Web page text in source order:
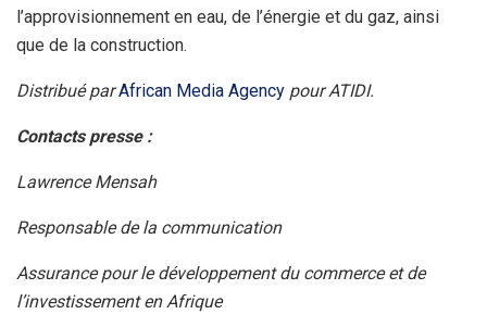
l’approvisionnement en eau, de l’énergie et du gaz, ainsi
que de la construction.
Distribué par African Media Agency pour ATIDI.
Contacts presse :
Lawrence Mensah
Responsable de la communication
Assurance pour le développement du commerce et de
l’investissement en Afrique